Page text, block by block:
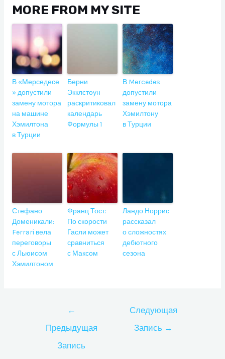
MORE FROM MY SITE
В «Мерседесе
» допустили
замену мотора
на машине
Хэмилтона
в Турции
Берни
Экклстоун
раскритиковал
календарь
Формулы 1
В Mercedes
допустили
замену мотора
Хэмилтону
в Турции
Стефано
Доменикали:
Ferrari вела
переговоры
с Льюисом
Хэмилтоном
Франц Тост:
По скорости
Гасли может
сравниться
с Максом
Ландо Норрис
рассказал
о сложностях
дебютного
сезона
записям
←
Предыдущая
Запись
Следующая
Запись →